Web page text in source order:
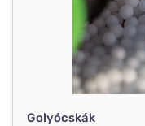
Golyócskák